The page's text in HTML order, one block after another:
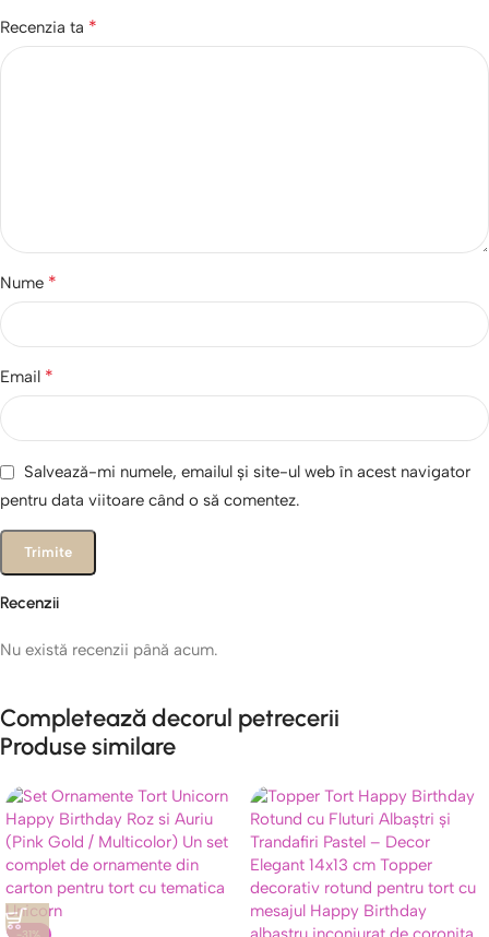
Recenzii
Nu există recenzii până acum.
Recenzia ta *
Nume *
Email *
Salvează-mi numele, emailul și site-ul web în acest navigator
pentru data viitoare când o să comentez.
Completează decorul petrecerii
Produse similare
-31%